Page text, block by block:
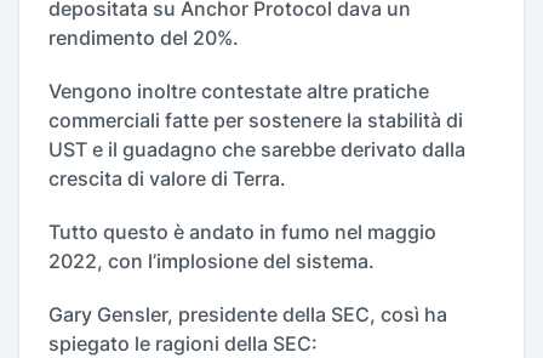
depositata su Anchor Protocol dava un
rendimento del 20%.
Vengono inoltre contestate altre pratiche
commerciali fatte per sostenere la stabilità di
UST e il guadagno che sarebbe derivato dalla
crescita di valore di Terra.
Tutto questo è andato in fumo nel maggio
2022, con l’implosione del sistema.
Gary Gensler, presidente della SEC, così ha
spiegato le ragioni della SEC: